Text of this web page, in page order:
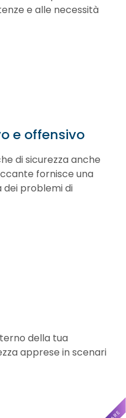
e alle necessità
e offensivo
di sicurezza anche
fornisce una
problemi di
della tua
apprese in scenari